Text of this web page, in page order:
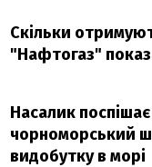
Скільки
"Нафтогаз"
Насалик
чорноморський
видобутку в морі